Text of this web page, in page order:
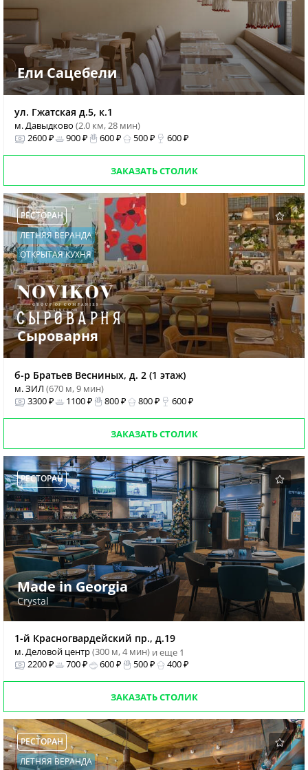
Ели Сацебели
ул. Гжатская д.5, к.1
м. Давыдково (2.0 км, 28 мин)
2600 ₽
900 ₽ 600 ₽ 500 ₽ 600 ₽
ЗАКАЗАТЬ СТОЛИК
РЕСТОРАН
ЛЕТНЯЯ ВЕРАНДА
ОТКРЫТАЯ КУХНЯ
Сыроварня
б-р Братьев Весниных, д. 2 (1 этаж)
м. ЗИЛ (670 м, 9 мин)
3300 ₽
1100 ₽ 800 ₽ 800 ₽ 600 ₽
ЗАКАЗАТЬ СТОЛИК
РЕСТОРАН
Made in Georgia
Crystal
1-й Красногвардейский пр., д.19
м. Деловой центр(300 м, 4 мин) и еще 1
2200 ₽
700 ₽ 600 ₽ 500 ₽ 400 ₽
ЗАКАЗАТЬ СТОЛИК
РЕСТОРАН
ЛЕТНЯЯ ВЕРАНДА